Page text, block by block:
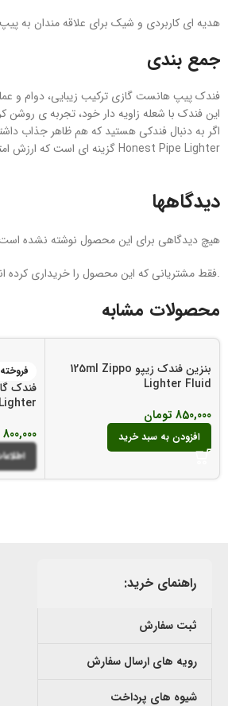
هدیه‌ ای کاربردی و شیک برای علاقه‌ مندان به پیپ
جمع‌ بندی
فندک پیپ هانست گازی ترکیب زیبایی، دوام و
این فندک با شعله زاویه‌ دار خود، تجربه‌ ی
اگر به دنبال فندکی هستید که هم ظاهر جذاب
Honest Pipe Lighter گزینه‌ ای است که ارزش امتحان کردن را دارد.
دیدگاهها
هیچ دیدگاهی برای این محصول نوشته نشده
.فقط مشتریانی که این محصول را خریداری کرده
محصولات مشابه
بنزین فندک زیپو 125ml Zippo
Lighter Fluid
850,000 تومان
افزودن به سبد خرید
800,000
راهنمای خرید:
ثبت سفارش
رویه های ارسال سفارش
شیوه های پرداخت